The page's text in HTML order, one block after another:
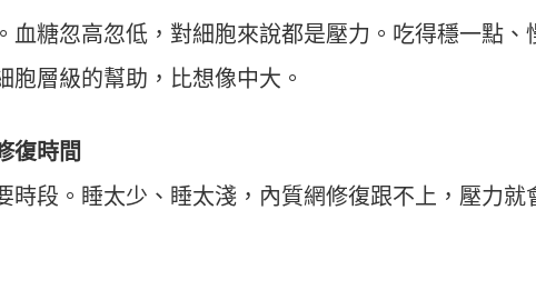
血糖忽高忽低，對細胞來說都是壓力。吃得穩一點、
層級的幫助，比想像中大。
復時間
時段。睡太少、睡太淺，內質網修復跟不上，壓力就